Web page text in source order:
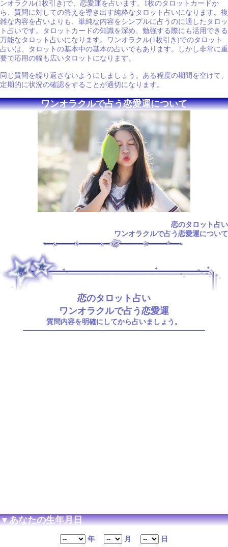
ンオラクル(1枚引き)で、恋愛運を占います。1枚のタロットカードか
ら、質問に対しての答えを導き出す純粋なタロット占いになります。複
雑な内容を占いよりも、単純な内容をシンプルに占うのに適したタロッ
ト占いです。タロットカードの知識を深め、勉強する際にも活用できる
万能なタロット占いになります。ワンオラクル(1枚引き)でのタロット
占いは、タロットの基本中の基本の占いでもあります。しかし非常に重
要で応用の幅も広いタロットになります。
同じ質問を繰り返さないようにしましょう。ある程度の期間を空けて、
定期的に状況の確認をすることが適切になります。
ワンオラクルで占う恋愛運について
恋のタロット占い
ワンオラクルで占う恋愛運について
恋のタロット占い
ワンオラクルで占う恋愛運
質問内容を明確にしてから占いましょう。
▼あなたの生年月日
年 月 日